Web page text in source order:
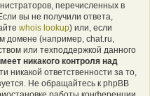
перечисленных в
вы не получили ответа,
whois lookup) или, если
домене (например, chat.ru,
или техподдержкой данного
никакого контроля над
никакой ответственности за то,
Не обращайтесь к phpBB